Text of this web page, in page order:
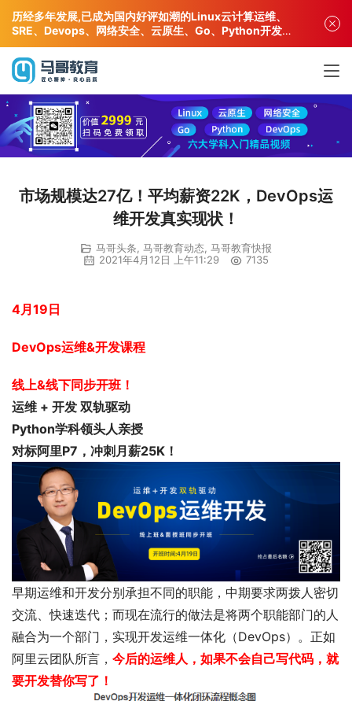
市场规模达27亿！平均薪资22K，DevOps运
维开发真实现状！
马哥头条 马哥教育动态 马哥教育快报
2021年4月12日 上午11:29
7135
4月19日
DevOps运维&开发课程
线上&线下同步开班！
运维 + 开发 双轨驱动
Python学科领头人亲授
对标阿里P7，冲刺月薪25K！
早期运维和开发分别承担不同的职能，中期要求两拨人密切
交流、快速迭代；而现在流行的做法是将两个职能部门的人
融合为一个部门，实现开发运维一体化（DevOps）。正如
阿里云团队所言， 今后的运维人，如果不会自己写代码，就
要开发替你写了！
历经多年发展,已成为国内好评如潮的Linux云计算运维、
SRE、Devops、网络安全、云原生、Go、Python开发专
业人才培训机构!